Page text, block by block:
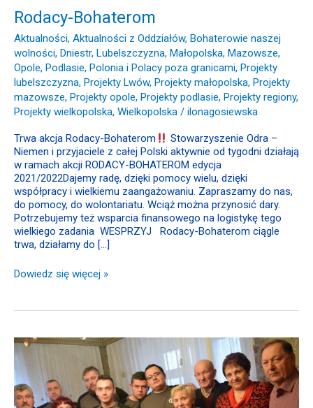
Rodacy-Bohaterom
Aktualności, Aktualności z Oddziałów, Bohaterowie naszej
wolności, Dniestr, Lubelszczyzna, Małopolska, Mazowsze,
Opole, Podlasie, Polonia i Polacy poza granicami, Projekty
lubelszczyzna, Projekty Lwów, Projekty małopolska, Projekty
mazowsze, Projekty opole, Projekty podlasie, Projekty regiony,
Projekty wielkopolska, Wielkopolska / ilonagosiewska
Trwa akcja Rodacy-Bohaterom
Stowarzyszenie Odra –
Niemen i przyjaciele z całej Polski aktywnie od tygodni działają
w ramach akcji RODACY-BOHATEROM edycja
2021/2022Dajemy radę, dzięki pomocy wielu, dzięki
współpracy i wielkiemu zaangażowaniu. Zapraszamy do nas,
do pomocy, do wolontariatu. Wciąż można przynosić dary.
Potrzebujemy też wsparcia finansowego na logistykę tego
wielkiego zadania WESPRZYJ Rodacy-Bohaterom ciągle
trwa, działamy do […]
Dowiedz się więcej »
Rodacy-
Bohaterom.
Edycja
2021/2022